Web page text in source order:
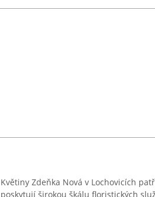
Květiny Zdeňka Nová v Lochovicích
poskytují širokou škálu floristických